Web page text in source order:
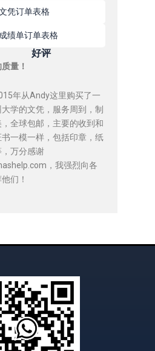
凭订单表格
成绩单订单表格
好评
量！
年从Andy这里购买了一
学的文凭，服务周到，制
全球包邮，主要的收到和
一模一样，包括印章，纸
万分感谢
，我强烈向各
们！